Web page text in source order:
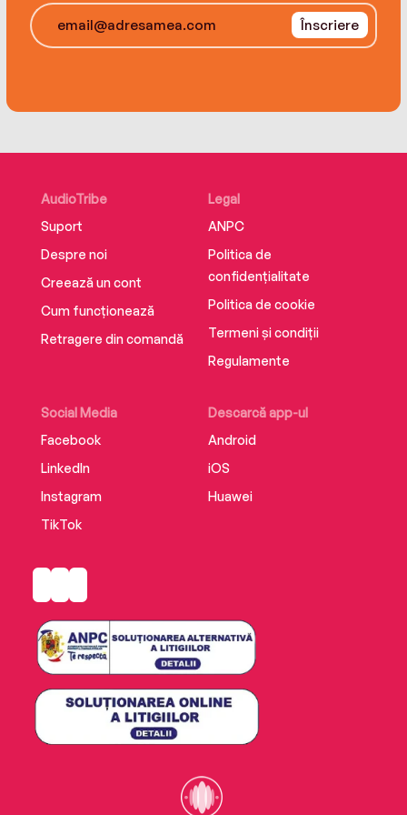
Înscriere
AudioTribe
Suport
Despre noi
Creează un cont
Cum funcționează
Retragere din comandă
Social Media
Facebook
LinkedIn
Instagram
TikTok
Descarcă app-ul
Android
iOS
Huawei
Legal
ANPC
Politica de
confidențialitate
Politica de cookie
Termeni și condiții
Regulamente